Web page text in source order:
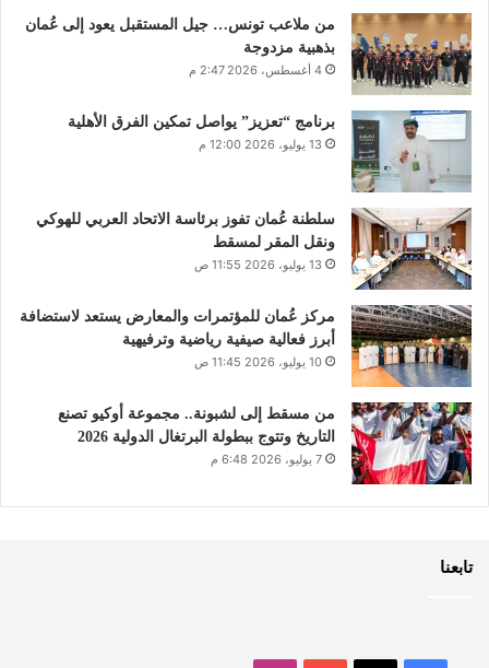
من ملاعب تونس… جيل المستقبل يعود إلى عُمان
بذهبية مزدوجة
4 أغسطس، 2026 2:47 م
برنامج “تعزيز” يواصل تمكين الفرق الأهلية
13 يوليو، 2026 12:00 م
سلطنة عُمان تفوز برئاسة الاتحاد العربي للهوكي
ونقل المقر لمسقط
13 يوليو، 2026 11:55 ص
مركز عُمان للمؤتمرات والمعارض يستعد لاستضافة
أبرز فعالية صيفية رياضية وترفيهية
10 يوليو، 2026 11:45 ص
من مسقط إلى لشبونة.. مجموعة أوكيو تصنع
التاريخ وتتوج ببطولة البرتغال الدولية 2026
7 يوليو، 2026 6:48 م
تابعنا